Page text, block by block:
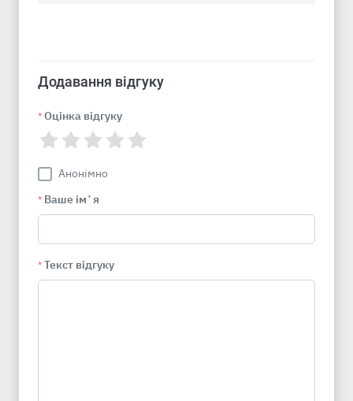
Додавання відгуку
* Оцінка відгуку
Анонімно
* Ваше імʼя
* Текст відгуку